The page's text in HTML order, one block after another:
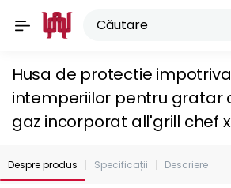
Husa de protectie impotriva
intemperiilor pentru gratar
gaz incorporat all'grill chef
Despre produs Specificații Descriere